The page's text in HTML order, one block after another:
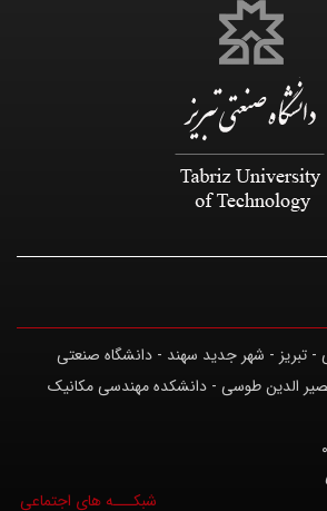
- تبریز - شهر جدید سهند - دانشگاه صنعتی
الدین طوسی - دانشکده مهندسی مکانیک